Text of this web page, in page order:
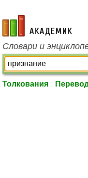
academic.ru
Словари и
Толкования